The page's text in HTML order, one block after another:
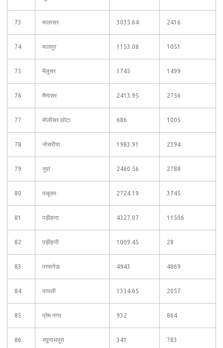
73 मालासर 3035.64 2416
74 मालपुर 1153.08 1051
75 मैलूसर 1745 1499
76 मैणासर 2413.95 2756
77 मोलीसर छोटा 686 1005
78 नोसरीया 1983.91 2394
79 नूवां 2460.56 2788
80 पाबूसर 2724.19 3745
81 पड़ीहारा 4327.07 11506
82 पड़ीहारी 1009.45 28
83 परसनेऊ 4943 4869
84 पायली 1334.65 2057
85 प्रेम नगर 932 864
86 रघूनाथपुरा 341 783